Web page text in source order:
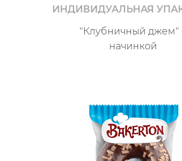
ИНДИВИДУАЛЬНАЯ
"Клубничный джем"
начинкой